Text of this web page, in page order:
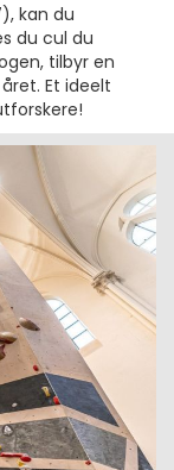
kan du
du cul du
tilbyr en
Et ideelt